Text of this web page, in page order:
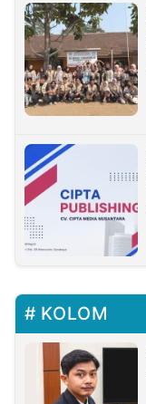
KOLOM